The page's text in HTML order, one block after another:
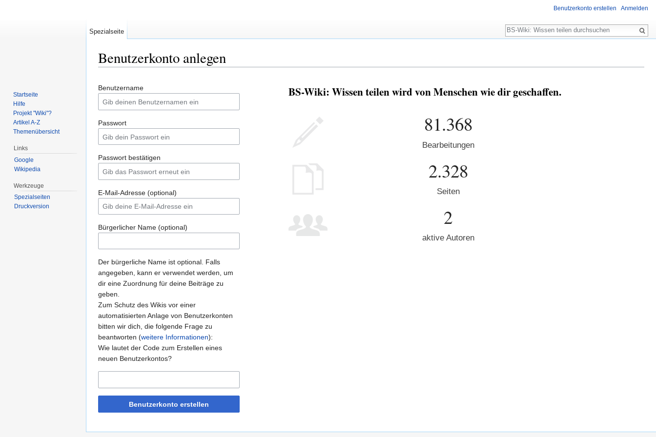
Benutzerkonto anlegen
Benutzername
Passwort
Passwort bestätigen
E-Mail-Adresse (optional)
Bürgerlicher Name (optional)
Der bürgerliche Name ist optional. Falls
angegeben, kann er verwendet werden, um
dir eine Zuordnung für deine Beiträge zu
geben.
Zum Schutz des Wikis vor einer
automatisierten Anlage von Benutzerkonten
bitten wir dich, die folgende Frage zu
beantworten (weitere Informationen):
Wie lautet der Code zum Erstellen eines
neuen Benutzerkontos?
Benutzerkonto erstellen
BS-Wiki: Wissen teilen wird von Menschen wie dir geschaffen.
81.368
Bearbeitungen
2.328
Seiten
2
aktive Autoren
Benutzerkonto erstellen Anmelden
Spezialseite
Suche
Startseite
Hilfe
Projekt "Wiki"?
Artikel A-Z
Themenübersicht
Links
Google
Wikipedia
Werkzeuge
Spezialseiten
Druckversion